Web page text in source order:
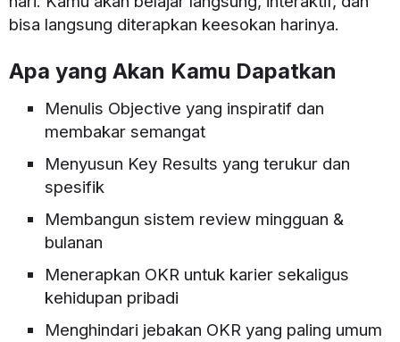
bisa langsung diterapkan keesokan harinya.
Apa yang Akan Kamu Dapatkan
Menulis Objective yang inspiratif dan
membakar semangat
Menyusun Key Results yang terukur dan
spesifik
Membangun sistem review mingguan &
bulanan
Menerapkan OKR untuk karier sekaligus
kehidupan pribadi
Menghindari jebakan OKR yang paling umum